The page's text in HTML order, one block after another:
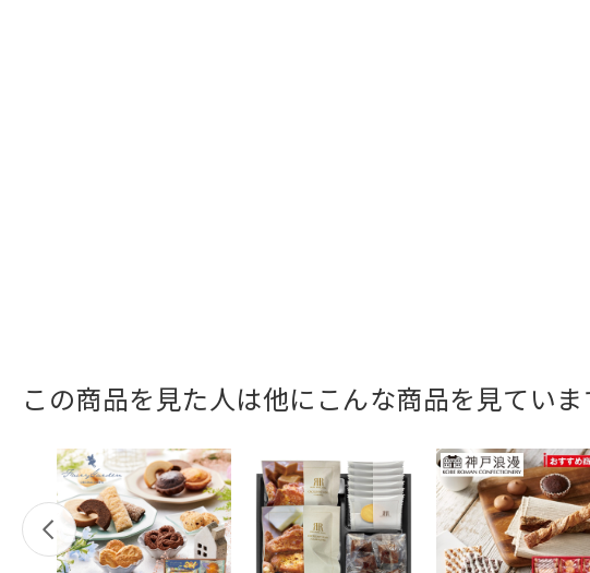
この商品を見た人は他にこんな商品を見ていま